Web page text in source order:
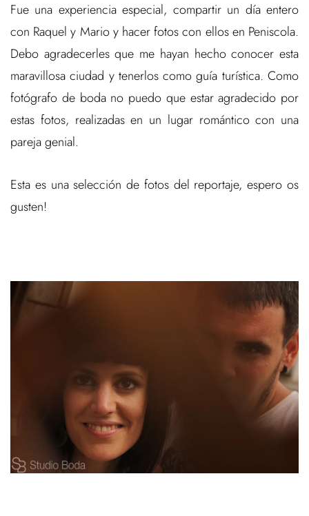
Fue una experiencia especial, compartir un día entero
con Raquel y Mario y hacer fotos con ellos en Peniscola.
Debo agradecerles que me hayan hecho conocer esta
maravillosa ciudad y tenerlos como guía turística. Como
fotógrafo de boda no puedo que estar agradecido por
estas fotos, realizadas en un lugar romántico con una
pareja genial.
Esta es una selección de fotos del reportaje, espero os
gusten!